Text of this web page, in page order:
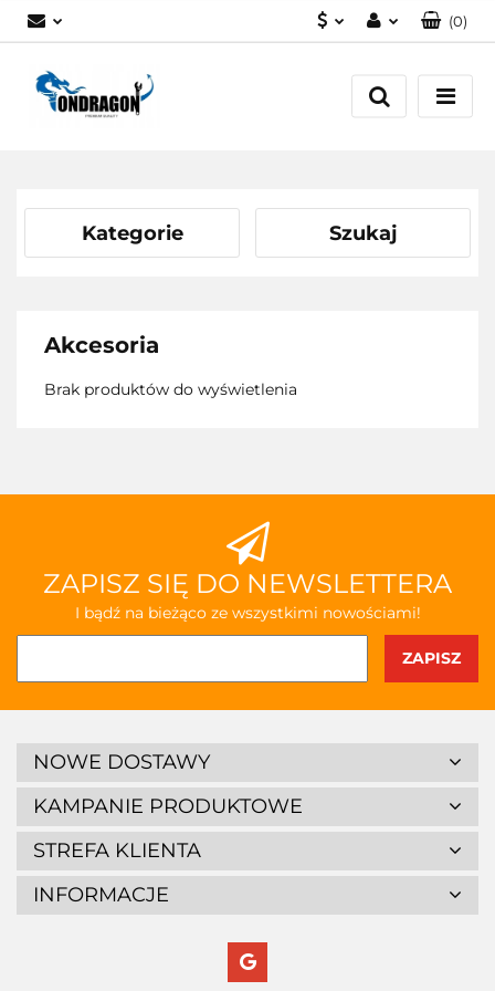
Zaloguj się
Załóż konto
(0)
Kategorie Szukaj
Akcesoria
Brak produktów do wyświetlenia
ZAPISZ SIĘ DO NEWSLETTERA
I bądź na bieżąco ze wszystkimi nowościami!
NOWE DOSTAWY
KAMPANIE PRODUKTOWE
STREFA KLIENTA
INFORMACJE